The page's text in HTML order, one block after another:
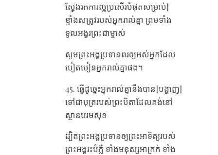
ស្វែងរកការល្អប្រសើរបំផុតសម្រាប់]
ខ្មាំង​សត្រូវ​របស់​អ្នក​រាល់​គ្នា ព្រម​ទាំង​
ទូល‌អង្វរ​ព្រះ‌ជាម្ចាស់
សូម​ព្រះ‌អង្គ​ប្រទាន​ពរ​ឲ្យ​អស់​អ្នក​ដែល​
បៀត‌បៀន​អ្នក​រាល់​គ្នា​ផង។
45. ធ្វើ​ដូច្នេះអ្នក​រាល់​គ្នា​នឹង​បាន[បង្ហាញ]
​​ទៅ​ជា​បុត្រ​របស់​ព្រះ‌បិតា​ដែល​គង់​នៅ​
ស្ថាន​បរម‌សុខ
ដ្បិត​ព្រះ‌អង្គ​ប្រទាន​ឲ្យ​ព្រះ‌អាទិត្យ​របស់​
ព្រះ‌អង្គ​រះ​បំភ្លឺ ទាំង​មនុស្ស​អាក្រក់ ទាំង​